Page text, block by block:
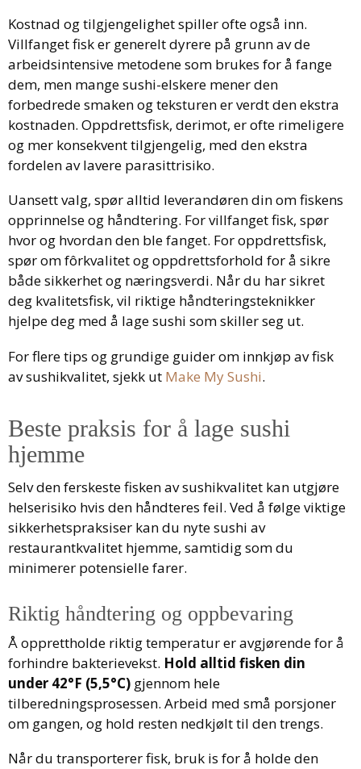
Kostnad og tilgjengelighet spiller ofte også inn.
Villfanget fisk er generelt dyrere på grunn av de
arbeidsintensive metodene som brukes for å fange
dem, men mange sushi-elskere mener den
forbedrede smaken og teksturen er verdt den ekstra
kostnaden. Oppdrettsfisk, derimot, er ofte rimeligere
og mer konsekvent tilgjengelig, med den ekstra
fordelen av lavere parasittrisiko.
Uansett valg, spør alltid leverandøren din om fiskens
opprinnelse og håndtering. For villfanget fisk, spør
hvor og hvordan den ble fanget. For oppdrettsfisk,
spør om fôrkvalitet og oppdrettsforhold for å sikre
både sikkerhet og næringsverdi. Når du har sikret
deg kvalitetsfisk, vil riktige håndteringsteknikker
hjelpe deg med å lage sushi som skiller seg ut.
For flere tips og grundige guider om innkjøp av fisk
av sushikvalitet, sjekk ut Make My Sushi.
Beste praksis for å lage sushi
hjemme
Selv den ferskeste fisken av sushikvalitet kan utgjøre
helserisiko hvis den håndteres feil. Ved å følge viktige
sikkerhetspraksiser kan du nyte sushi av
restaurantkvalitet hjemme, samtidig som du
minimerer potensielle farer.
Riktig håndtering og oppbevaring
Å opprettholde riktig temperatur er avgjørende for å
forhindre bakterievekst. Hold alltid fisken din
under 42°F (5,5°C) gjennom hele
tilberedningsprosessen. Arbeid med små porsjoner
om gangen, og hold resten nedkjølt til den trengs.
Når du transporterer fisk, bruk is for å holde den